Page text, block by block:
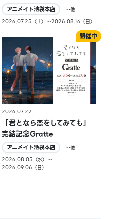
アニメイト池袋本店
…他
2026.07.25（土）〜2026.08.16（日）
2026.07.22
「君となら恋をしてみても」
完結記念Gratte
アニメイト池袋本店
…他
2026.08.05（水）〜
2026.09.06（日）